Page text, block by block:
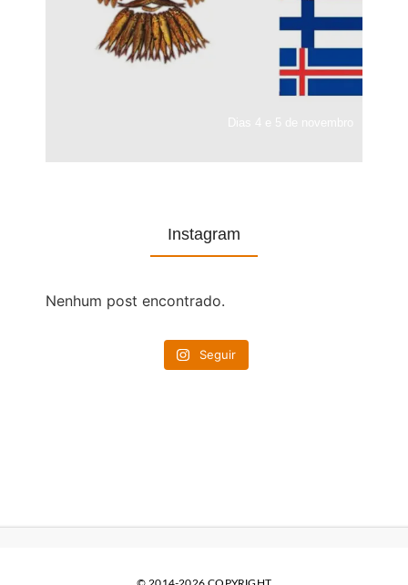
Instagram
Nenhum post encontrado.
Seguir